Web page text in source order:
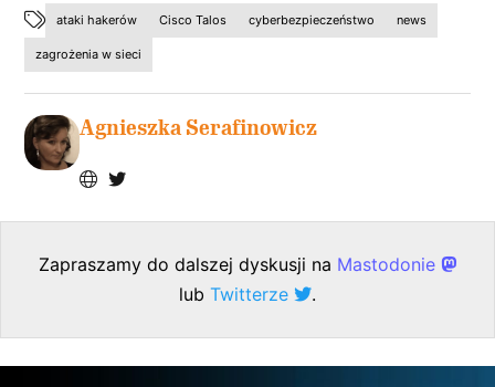
ataki hakerów Cisco Talos cyberbezpieczeństwo news
zagrożenia w sieci
Agnieszka Serafinowicz
Zapraszamy do dalszej dyskusji na Mastodonie
lub Twitterze .